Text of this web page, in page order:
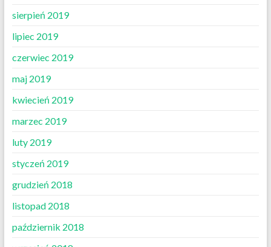
sierpień 2019
lipiec 2019
czerwiec 2019
maj 2019
kwiecień 2019
marzec 2019
luty 2019
styczeń 2019
grudzień 2018
listopad 2018
październik 2018